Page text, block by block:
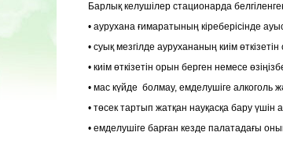
Барлық келушілер стационарда
• аурухана ғимаратының кіреберісінде
• суық мезгілде аурухананың киім
• киім өткізетін орын берген немесе
• мас күйде болмау, емделушіге алкоголь
• төсек тартып жатқан науқасқа бару
• емделушіге барған кезде палатадағы